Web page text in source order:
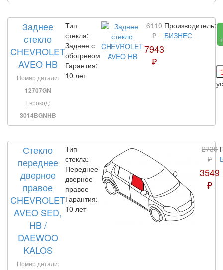
Заднее
стекло
CHEVROLET
AVEO HB
Номер детали:
12707GN
Еврокод:
3014BGNHB
Тип
стекла:
Заднее с
обогревом
Гарантия:
10 лет
6110
₽
7943
₽
Производитель:
БИЗНЕС
Стекло
переднее
дверное
правое
CHEVROLET
AVEO SED,
HB /
DAEWOO
KALOS
Номер детали:
Тип
стекла:
Переднее
дверное
правое
Гарантия:
10 лет
2730
₽
3549
₽